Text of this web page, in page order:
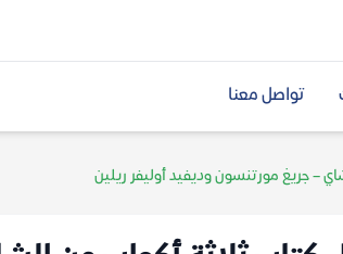
تواصل معنا
– جريغ مورتنسون وديفيد أوليفر ريلين